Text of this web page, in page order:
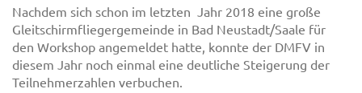
Nachdem sich schon im letzten Jahr 2018 eine große
Gleitschirmfliegergemeinde in Bad Neustadt/Saale für
den Workshop angemeldet hatte, konnte der DMFV in
diesem Jahr noch einmal eine deutliche Steigerung der
Teilnehmerzahlen verbuchen.